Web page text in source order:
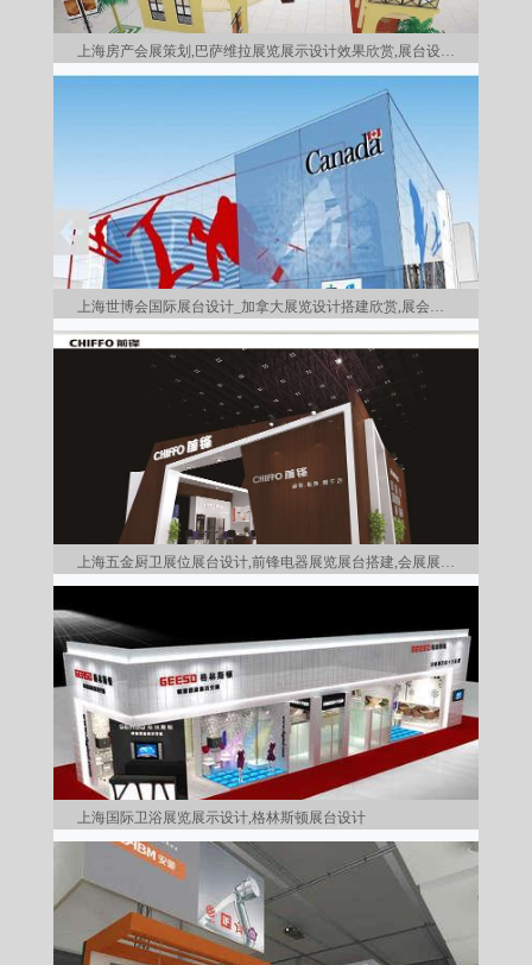
上海房产会展策划,巴萨维拉展览展示设计效果欣赏,展台设计制
上海世博会国际展台设计_加拿大展览设计搭建欣赏,展会设计
上海国际卫浴展览展示设计,格林斯顿展台设计